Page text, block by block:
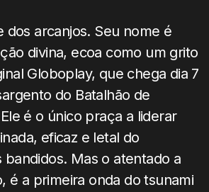
dos arcanjos. Seu nome é
divina, ecoa como um grito
Globoplay, que chega dia 7
do Batalhão de
é o único praça a liderar
eficaz e letal do
Mas o atentado a
é a primeira onda do tsunami